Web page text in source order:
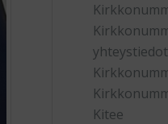
yhteystiedot
Kitee